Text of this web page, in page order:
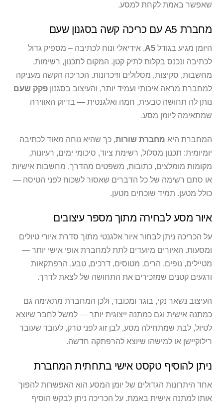
שאפשר באמת לקחת למסע.
מחברת A5 עם כריכה קשה בסגנון שעם
היומן מגיע בגודלA5, אידיאלי ונוח לכתיבה – מספיק גדול
לכתיבה ונכנס בקלות לתיק קטן. המקום לתכנון, רשימות,
מחשבות, סקיצות, מסלולים וזיכרונות. הכריכה הקשה מעניקה
למחברת מראה איכותי ועמיד יותר, והעיצוב בסגנוןפקק שעם
נותן לה תחושה טבעית, חמה ואלגנטית — בדיוק האווירה
שמתאימה ליומן מסע.
המחברת היא מחברת שורות, כך שהיא נוחה מאוד לכתיבה
יומיומית: תכנון מסלול, רשימת ציוד, סיכומי ימים, רעיונות,
מקומות מומלצים, כתובות, משפטים מהדרך, מחשבות אישיות
או סתם רשימה של כל הדברים שאסור לשכוח לפני הטיסה —
כולל מטען. תמיד שוכחים מטען.
איור מסע לבחירה מתוך מספר עיצובים
על הכריכה ניתן לבחור איור אלגנטי מתוך סדרת איורי טיולים
ומסעות. האיורים מיועדים לתת למחברת אופי אישי יותר —
מטיילים, נופים, הרים, מטוסים, דרכים, טבע, הרפתקאות
ורגעים קטנים שמזכירים את התחושה של לצאת לדרך.
העיצוב נשאר נקי, בוגר ומכובד, ולכן המחברת מתאימה גם
כמתנה אישית וגם כמתנה ייצוגית יותר — למשל לחבר שיוצא
לטיול, לבת שמתחילה מסע, לבן זוג לפני טרק, לעובד שעובר
רילוקיישן או למישהו שיוצא להרפתקה חדשה.
ניתן להוסיף טקסט אישי בתחתית המחברת
אחד היתרונות הגדולים של יומן המסע הוא האפשרות להפוך
אותו למתנה אישית באמת. על הכריכה ניתן לבקש הוסיף